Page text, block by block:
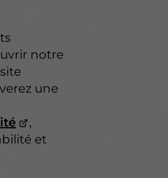
notre
une
,
et